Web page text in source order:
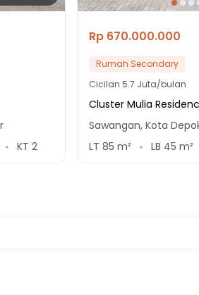
KT 2
Rp 670.000.000
Rumah Secondary
Cicilan5.7 Juta/bulan
Cluster Mulia
Sawangan, Kota
LT85 m² LB 45 m²